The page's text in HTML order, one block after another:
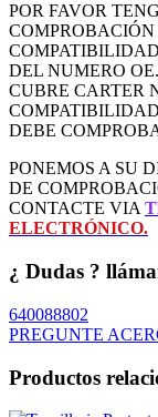
POR FAVOR
DEL NUMERO
CUBRE CARTER
DEBE
PONEMOS A SU
DE
CONTACTE VIA
ELECTRÓNICO.
¿ Dudas ?
640088802
PREGUNTE
Productos